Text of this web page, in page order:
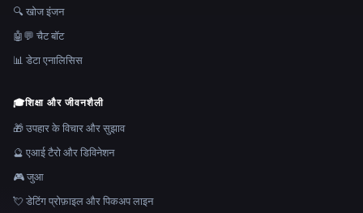
🔍 खोज इंजन
🤖💬 चैट बॉट
📊 डेटा एनालिसिस
🎓शिक्षा और जीवनशैली
🎁 उपहार के विचार और सुझाव
🔮 एआई टैरो और डिविनेशन
🎮 जुआ
💘 डेटिंग प्रोफ़ाइल और पिकअप लाइन